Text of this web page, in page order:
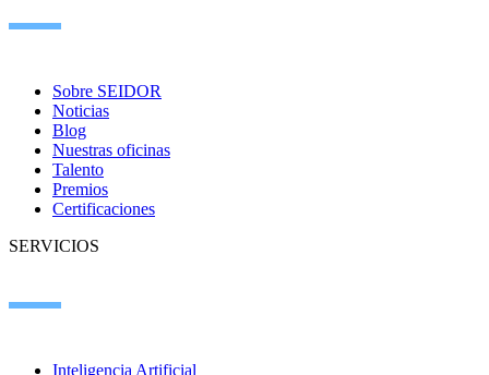
Sobre SEIDOR
Noticias
Blog
Nuestras oficinas
Talento
Premios
Certificaciones
SERVICIOS
Inteligencia Artificial